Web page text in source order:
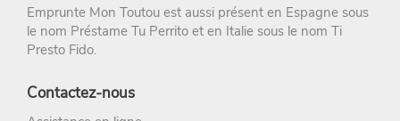
Emprunte Mon Toutou est aussi présent en Espagne sous
le nom Préstame Tu Perrito et en Italie sous le nom Ti
Presto Fido.
Contactez-nous